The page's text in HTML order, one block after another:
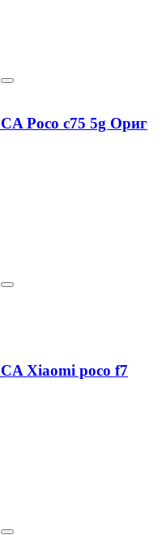
Poco c75 5g Ориг
Xiaomi poco f7